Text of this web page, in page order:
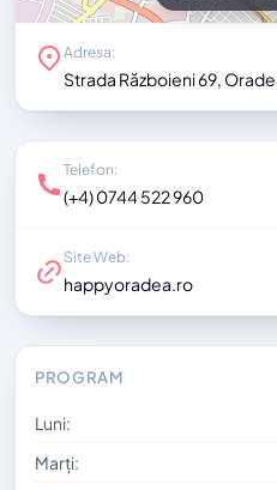
Adresa:
Strada Războieni 69,
Telefon:
(+4) 0744 522 960
Site Web:
happyoradea.ro
PROGRAM
Luni:
Marți: